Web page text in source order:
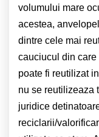
volumului mare
acestea,
dintre cele mai
cauciucul din care
poate fi reutilizat
nu se reutilizeaza
juridice
reciclarii/